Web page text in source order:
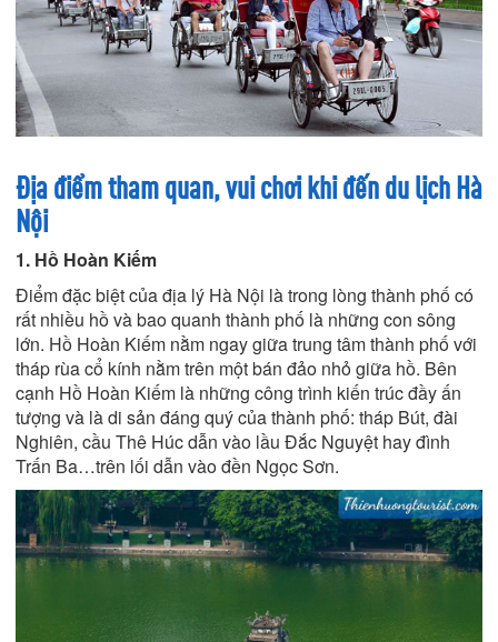
Địa điểm tham quan, vui chơi khi đến du lịch Hà
Nội
1. Hồ Hoàn Kiếm
Điểm đặc biệt của địa lý Hà Nội là trong lòng thành phố có
rất nhiều hồ và bao quanh thành phố là những con sông
lớn. Hồ Hoàn Kiếm nằm ngay giữa trung tâm thành phố với
tháp rùa cổ kính nằm trên một bán đảo nhỏ giữa hồ. Bên
cạnh Hồ Hoàn Kiếm là những công trình kiến trúc đầy ấn
tượng và là di sản đáng quý của thành phố: tháp Bút, đài
Nghiên, cầu Thê Húc dẫn vào lầu Đắc Nguyệt hay đình
Trấn Ba…trên lối dẫn vào đền Ngọc Sơn.